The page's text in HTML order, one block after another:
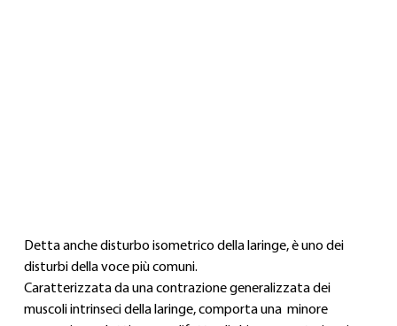
Detta anche disturbo isometrico della laringe, è uno dei
disturbi della voce più comuni.
Caratterizzata da una contrazione generalizzata dei
muscoli intrinseci della laringe, comporta una  minore